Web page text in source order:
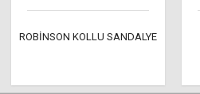
ROBİNSON KOLLU SANDALYE